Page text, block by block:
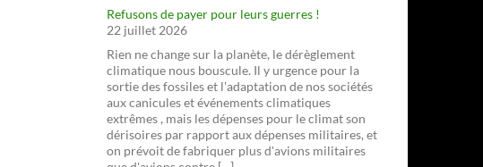
Refusons de payer pour leurs guerres !
22 juillet 2026
Rien ne change sur la planète, le dérèglement
climatique nous bouscule. Il y urgence pour la
sortie des fossiles et l'adaptation de nos sociétés
aux canicules et événements climatiques
extrêmes , mais les dépenses pour le climat son
dérisoires par rapport aux dépenses militaires, et
on prévoit de fabriquer plus d'avions militaires